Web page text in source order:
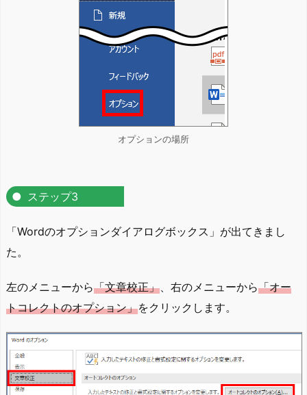
オプションの場所
ステップ3
「Wordのオプションダイアログボックス」が出てきまし
た。
左のメニューから「文章校正」、右のメニューから「オー
トコレクトのオプション」をクリックします。